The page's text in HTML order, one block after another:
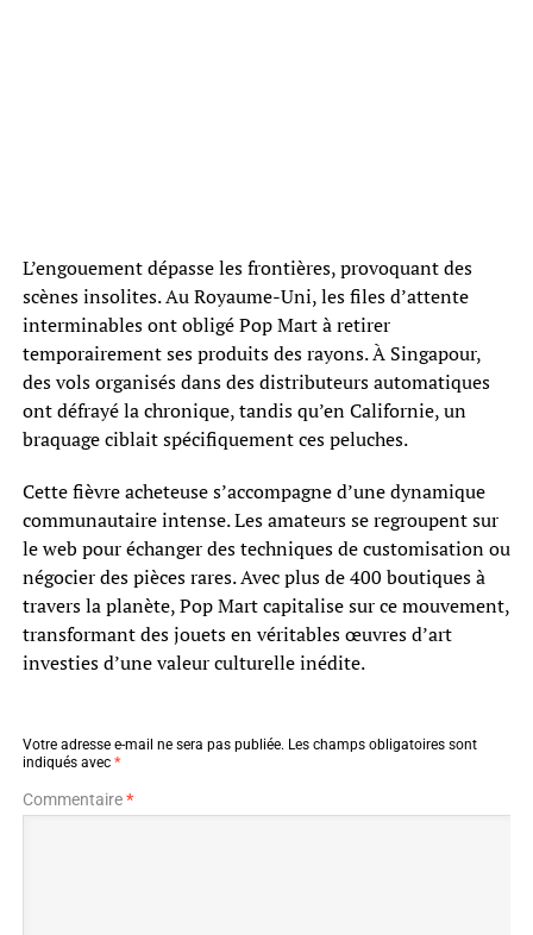
L’engouement dépasse les frontières, provoquant des
scènes insolites. Au Royaume-Uni, les files d’attente
interminables ont obligé Pop Mart à retirer
temporairement ses produits des rayons. À Singapour,
des vols organisés dans des distributeurs automatiques
ont défrayé la chronique, tandis qu’en Californie, un
braquage ciblait spécifiquement ces peluches.
Cette fièvre acheteuse s’accompagne d’une dynamique
communautaire intense. Les amateurs se regroupent sur
le web pour échanger des techniques de customisation ou
négocier des pièces rares. Avec plus de 400 boutiques à
travers la planète, Pop Mart capitalise sur ce mouvement,
transformant des jouets en véritables œuvres d’art
investies d’une valeur culturelle inédite.
Votre adresse e-mail ne sera pas publiée. Les champs obligatoires sont
indiqués avec *
Commentaire*